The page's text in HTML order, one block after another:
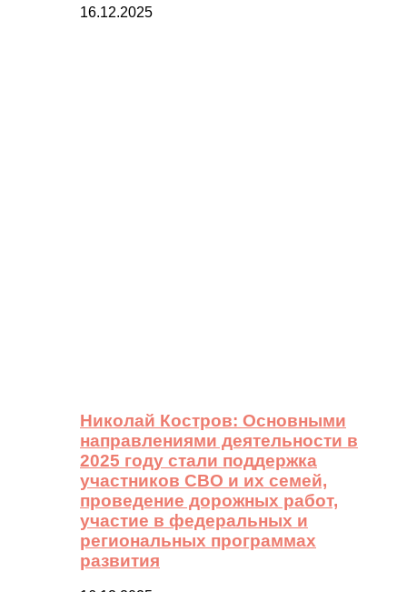
16.12.2025
Николай Костров: Основными
направлениями деятельности в
2025 году стали поддержка
участников СВО и их семей,
проведение дорожных работ,
участие в федеральных и
региональных программах
развития